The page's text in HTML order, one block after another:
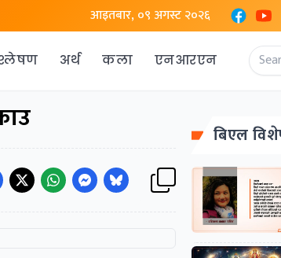
आइतबार, ०९ अगस्ट २०२६ Facebook
अर्थ कला एनआरएन
बिएल